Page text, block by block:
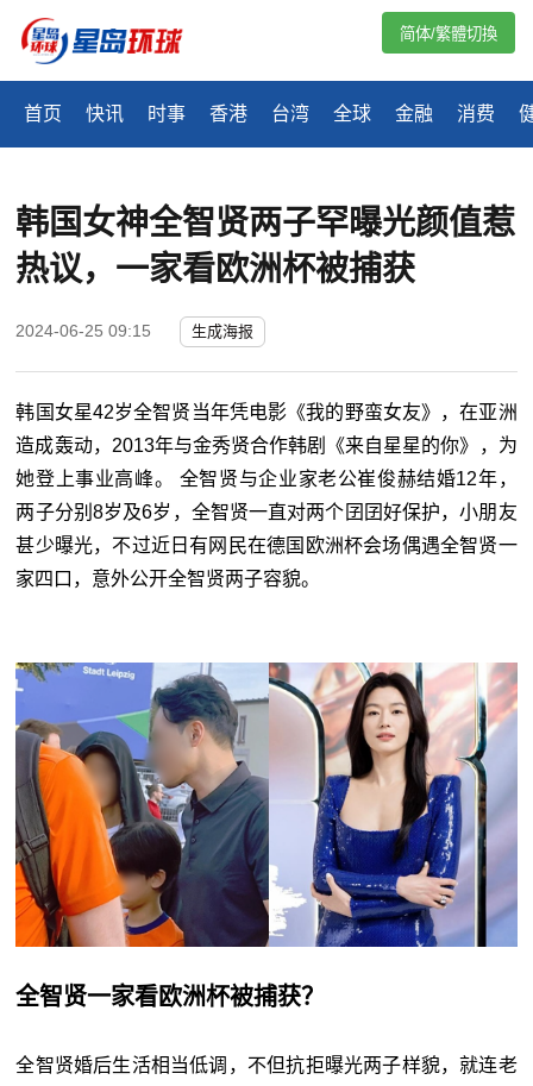
首页 快讯 时事 香港 台湾 全球 金融 消费
简体/繁體切換
韩国女神全智贤两子罕曝光颜值惹
热议，一家看欧洲杯被捕获
2024-06-25 09:15 生成海报
韩国女星42岁全智贤当年凭电影《我的野蛮女友》，在亚洲
造成轰动，2013年与金秀贤合作韩剧《来自星星的你》，为
她登上事业高峰。 全智贤与企业家老公崔俊赫结婚12年，
两子分别8岁及6岁，全智贤一直对两个囝囝好保护，小朋友
甚少曝光，不过近日有网民在德国欧洲杯会场偶遇全智贤一
家四口，意外公开全智贤两子容貌。
全智贤一家看欧洲杯被捕获？
全智贤婚后生活相当低调，不但抗拒曝光两子样貌，就连老